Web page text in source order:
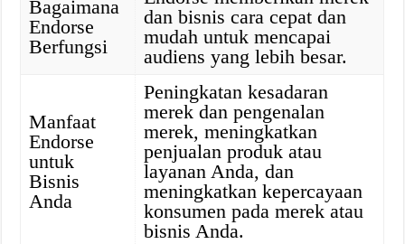
Bagaimana
Endorse
Berfungsi
dan bisnis cara cepat dan
mudah untuk mencapai
audiens yang lebih besar.
Manfaat
Endorse
untuk
Bisnis
Anda
Peningkatan kesadaran
merek dan pengenalan
merek, meningkatkan
penjualan produk atau
layanan Anda, dan
meningkatkan kepercayaan
konsumen pada merek atau
bisnis Anda.